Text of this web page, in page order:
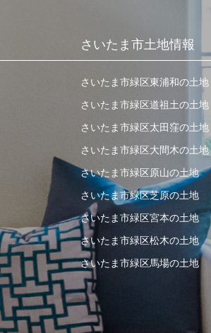
さいたま市土地情報
さいたま市緑区東浦和の土地
さいたま市緑区道祖土の土地
さいたま市緑区太田窪の土地
さいたま市緑区大間木の土地
さいたま市緑区原山の土地
さいたま市緑区芝原の土地
さいたま市緑区宮本の土地
さいたま市緑区松木の土地
さいたま市緑区馬場の土地